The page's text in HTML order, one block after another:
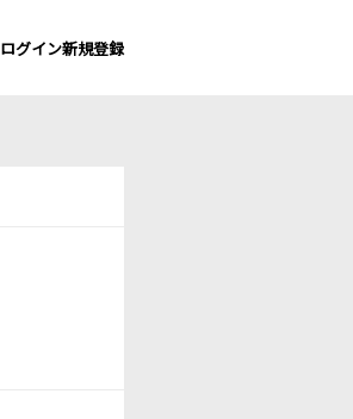
ログイン新規登録